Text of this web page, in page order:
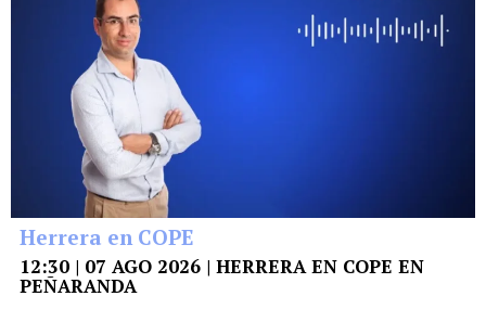
Herrera en COPE
12:30 | 07 AGO 2026 | HERRERA EN COPE EN
PEÑARANDA